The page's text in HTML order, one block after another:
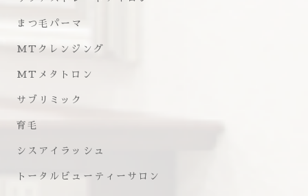
まつ毛パーマ
MTクレンジング
MTメタトロン
サブリミック
育毛
シスアイラッシュ
トータルビューティーサロン